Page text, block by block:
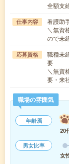
全額支
仕事内容
看護助
＼無資
ので未
応募資格
職種未
要
＼無資
要・来
職場の雰囲気
年齢層
20
男女比率
女